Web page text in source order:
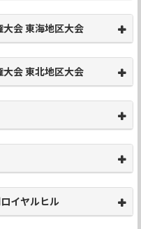
会 東海地区大会
会 東北地区大会
イヤルヒル